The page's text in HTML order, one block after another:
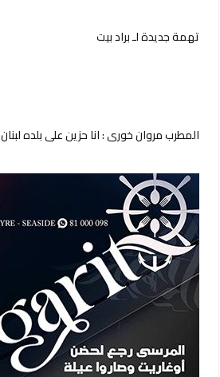
تهمة جديدة لـ براد بيت
المطرب مروان خوري : انا حزين على بلده لبنان